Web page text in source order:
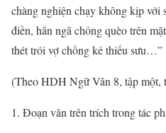
chàng nghiện chạy không kịp với
điền, hắn ngã chỏng quèo trên
thét trói vợ chồng kẻ thiếu sưu…”
(Theo HDH Ngữ Văn 8, tập một,
1. Đoạn văn trên trích trong tác